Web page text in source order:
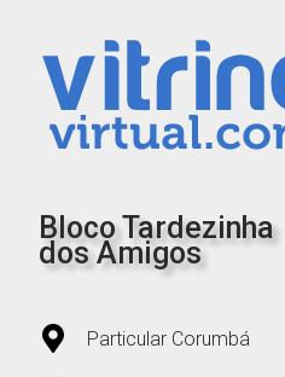
Bloco Tardezinha
dos Amigos
Particular Corumbá